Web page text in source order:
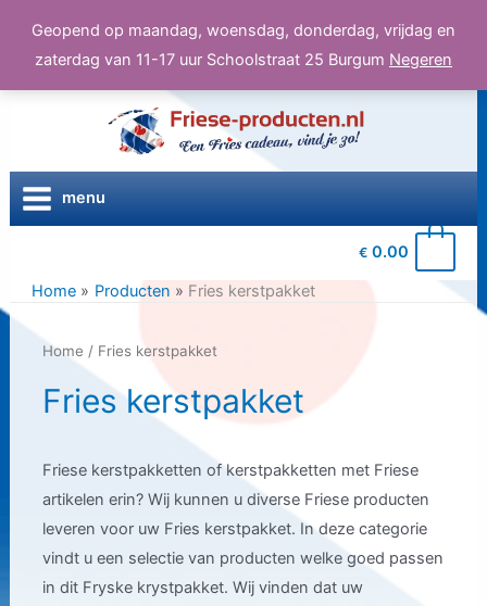
Geopend op maandag, woensdag, donderdag, vrijdag en
zaterdag van 11-17 uur Schoolstraat 25 Burgum Negeren
inhoud
menu
€ 0.00
Home Producten Fries kerstpakket
Home / Fries kerstpakket
Fries kerstpakket
Friese kerstpakketten of kerstpakketten met Friese
artikelen erin? Wij kunnen u diverse Friese producten
leveren voor uw Fries kerstpakket. In deze categorie
vindt u een selectie van producten welke goed passen
in dit Fryske krystpakket. Wij vinden dat uw